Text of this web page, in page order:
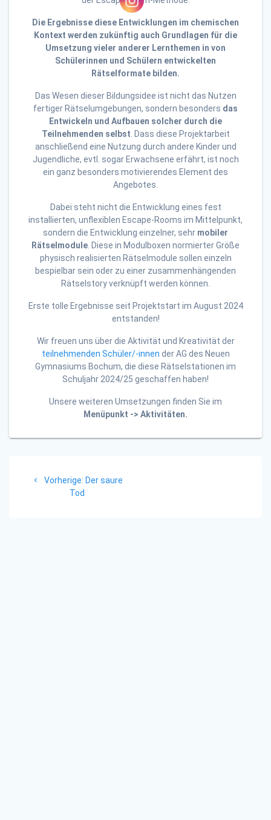
Die Ergebnisse diese Entwicklungen im chemischen
Kontext werden zukünftig auch Grundlagen für die
Umsetzung vieler anderer Lernthemen in von
Schülerinnen und Schülern entwickelten
Rätselformate bilden.
Das Wesen dieser Bildungsidee ist nicht das Nutzen
fertiger Rätselumgebungen, sondern besonders das
Entwickeln und Aufbauen solcher durch die
Teilnehmenden selbst. Dass diese Projektarbeit
anschließend eine Nutzung durch andere Kinder und
Jugendliche, evtl. sogar Erwachsene erfährt, ist noch
ein ganz besonders motivierendes Element des
Angebotes.
Dabei steht nicht die Entwicklung eines fest
installierten, unflexiblen Escape-Rooms im Mittelpunkt,
sondern die Entwicklung einzelner, sehr mobiler
Rätselmodule. Diese in Modulboxen normierter Größe
physisch realisierten Rätselmodule sollen einzeln
bespielbar sein oder zu einer zusammenhängenden
Rätselstory verknüpft werden können.
Erste tolle Ergebnisse seit Projektstart im August 2024
entstanden!
Wir freuen uns über die Aktivität und Kreativität der
teilnehmenden Schüler/-innen der AG des Neuen
Gymnasiums Bochum, die diese Rätselstationen im
Schuljahr 2024/25 geschaffen haben!
Unsere weiteren Umsetzungen finden Sie im
Menüpunkt -> Aktivitäten.
Vorherige: Vorheriger
Der saure
Tod